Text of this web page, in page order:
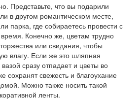
Представьте, что вы подарили
в другом романтическом месте,
парка, где собираетесь провести с
Конечно же, цветам трудно
или свидания, чтобы
влагу. Если же это шляпная
сразу отпадает и цветы во
сохранят свежесть и благоухание
Можно также носить такой
ленты.